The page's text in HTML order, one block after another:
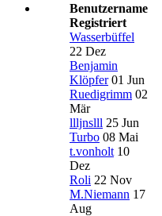
Benutzername
Registriert
Wasserbüffel
22 Dez
Benjamin
Klöpfer 01 Jun
Ruedigrimm 02
Mär
llljnslll 25 Jun
Turbo 08 Mai
t.vonholt 10
Dez
Roli 22 Nov
M.Niemann 17
Aug